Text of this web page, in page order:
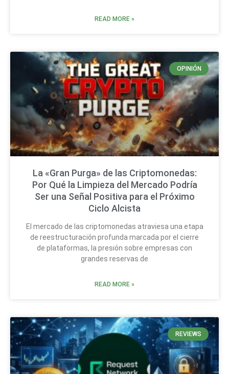
READ MORE »
OPINIÓN
La «Gran Purga» de las Criptomonedas:
Por Qué la Limpieza del Mercado Podría
Ser una Señal Positiva para el Próximo
Ciclo Alcista
El mercado de las criptomonedas atraviesa una etapa
de reestructuración profunda marcada por el cierre
de plataformas, la presión sobre empresas con
grandes reservas de
READ MORE »
REVIEWS